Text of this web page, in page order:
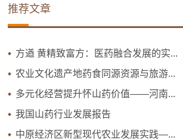
推荐文章
方遒 黄精致富方：医药融合发展的实...
农业文化遗产地药食同源资源与旅游...
多元化经营提升怀山药价值——河南...
我国山药行业发展报告
中原经济区新型现代农业发展实践—...